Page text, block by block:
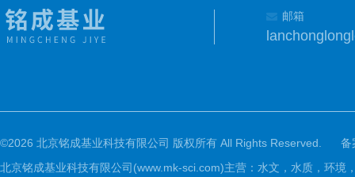
邮箱
©2026 北京铭成基业科技有限公司 版权所有 All Rights Reserved.
备
北京铭成基业科技有限公司(www.mk-sci.com)主营：水文，水质，环境